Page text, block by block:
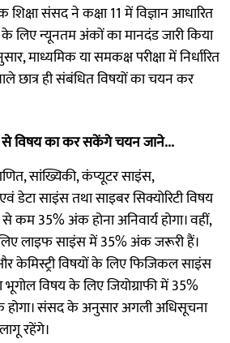
शिक्षासंसद ने कक्षा 11 में विज्ञान आधारित
लिए न्यूनतम अंकों का मानदंड जारी किया
माध्यमिक या समकक्ष परीक्षा में निर्धारित
छात्र ही संबंधित विषयों का चयन कर
विषय का कर सकेंगे चयन जाने...
सांख्यिकी, कंप्यूटर साइंस,
डेटा साइंस तथा साइबर सिक्योरिटी विषय
35% अंक होना अनिवार्य होगा। वहीं,
लाइफ साइंस में 35% अंक जरूरी हैं।
विषयों के लिए फिजिकल साइंस
विषय के लिए जियोग्राफी में 35%
होगा। संसद के अनुसार अगली अधिसूचना
रहेंगे।